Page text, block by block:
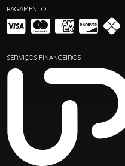
PAGAMENTO
SERVIÇOS FINANCEIROS